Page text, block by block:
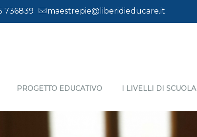
736839 maestrepie@liberidieducare.it
PROGETTO EDUCATIVO I LIVELLI DI SCUOLA